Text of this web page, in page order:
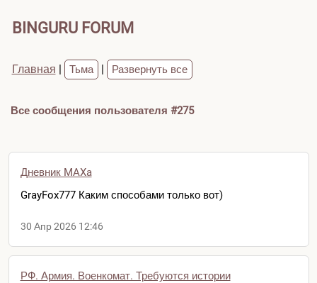
BINGURU FORUM
Главная | Тьма | Развернуть все
Все сообщения пользователя #275
Дневник MAXa
GrayFox777 Каким способами только вот)
30 Апр 2026 12:46
РФ. Армия. Военкомат. Требуются истории